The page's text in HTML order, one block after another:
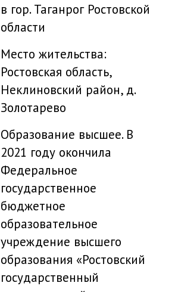
в гор. Таганрог Ростовской
области
Место жительства:
Ростовская область,
Неклиновский район, д.
Золотарево
Образование высшее. В
2021 году окончила
Федеральное
государственное
бюджетное
образовательное
учреждение высшего
образования «Ростовский
государственный